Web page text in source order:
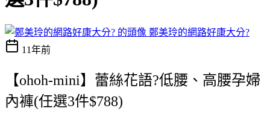
鄭美玲的網路好康大分?
11年前
【ohoh-mini】蕾絲花語?低腰、高腰孕婦
內褲(任選3件$788)